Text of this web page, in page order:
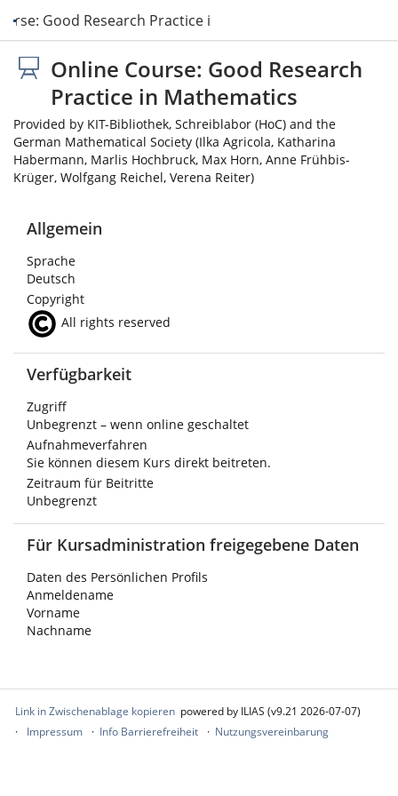
Good Research Practice in Mathematics
Online Course: Good Research
Practice in Mathematics
Provided by KIT-Bibliothek, Schreiblabor (HoC) and the
German Mathematical Society (Ilka Agricola, Katharina
Habermann, Marlis Hochbruck, Max Horn, Anne Frühbis-
Krüger, Wolfgang Reichel, Verena Reiter)
Allgemein
Sprache
Deutsch
Copyright
All rights reserved
Verfügbarkeit
Zugriff
Unbegrenzt – wenn online geschaltet
Aufnahmeverfahren
Sie können diesem Kurs direkt beitreten.
Zeitraum für Beitritte
Unbegrenzt
Für Kursadministration freigegebene Daten
Daten des Persönlichen Profils
Anmeldename
Vorname
Nachname
Link in Zwischenablage kopieren powered by ILIAS (v9.21 2026-07-07)
Impressum
Info Barrierefreiheit Nutzungsvereinbarung